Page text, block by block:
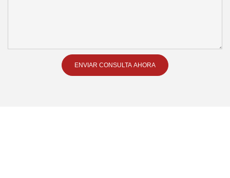
ENVIAR CONSULTA AHORA